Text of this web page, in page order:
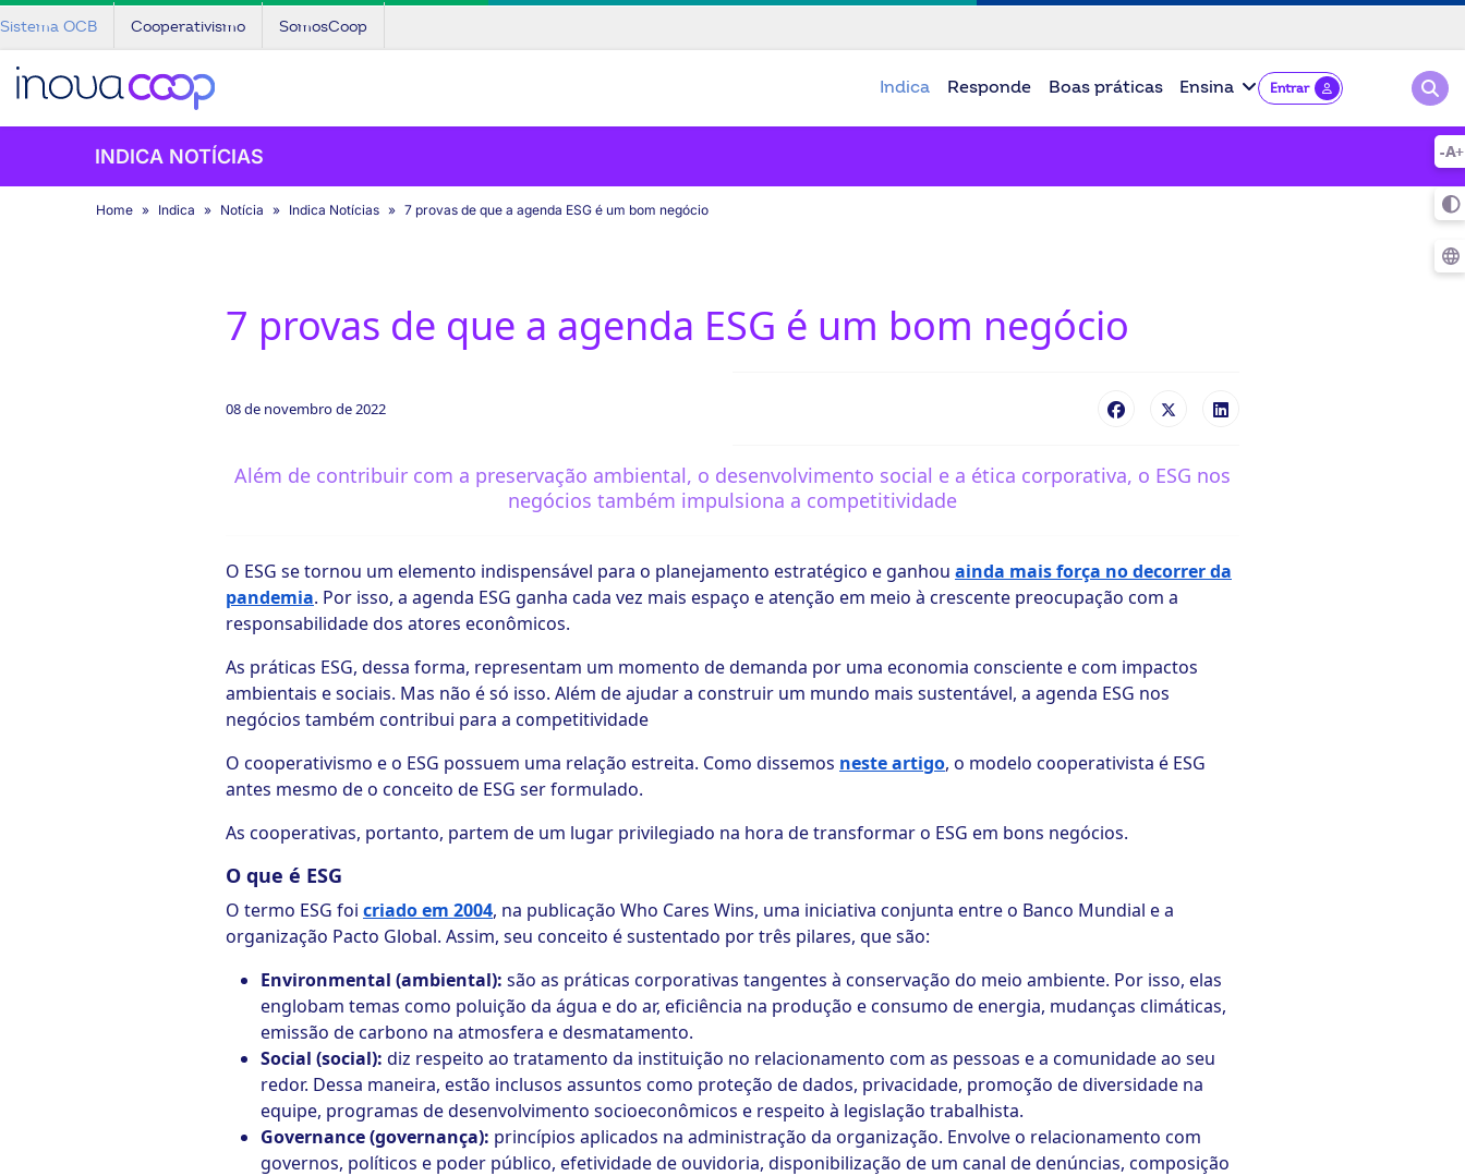
Sistema OCB Cooperativismo SomosCoop
Indica Responde Boas práticas Ensina Entrar
INDICA NOTÍCIAS
Home Indica Notícia Indica Notícias 7 provas de que a agenda ESG é um bom negócio
7 provas de que a agenda ESG é um bom negócio
08 de novembro de 2022
Além de contribuir com a preservação ambiental, o desenvolvimento social e a ética corporativa, o ESG nos
negócios também impulsiona a competitividade
O ESG se tornou um elemento indispensável para o planejamento estratégico e ganhou ainda mais força no decorrer da
pandemia. Por isso, a agenda ESG ganha cada vez mais espaço e atenção em meio à crescente preocupação com a
responsabilidade dos atores econômicos.
As práticas ESG, dessa forma, representam um momento de demanda por uma economia consciente e com impactos
ambientais e sociais. Mas não é só isso. Além de ajudar a construir um mundo mais sustentável, a agenda ESG nos
negócios também contribui para a competitividade
O cooperativismo e o ESG possuem uma relação estreita. Como dissemos neste artigo, o modelo cooperativista é ESG
antes mesmo de o conceito de ESG ser formulado.
As cooperativas, portanto, partem de um lugar privilegiado na hora de transformar o ESG em bons negócios.
O que é ESG
O termo ESG foi criado em 2004, na publicação Who Cares Wins, uma iniciativa conjunta entre o Banco Mundial e a
organização Pacto Global. Assim, seu conceito é sustentado por três pilares, que são:
Environmental (ambiental): são as práticas corporativas tangentes à conservação do meio ambiente. Por isso, elas
englobam temas como poluição da água e do ar, eficiência na produção e consumo de energia, mudanças climáticas,
emissão de carbono na atmosfera e desmatamento.
Social (social): diz respeito ao tratamento da instituição no relacionamento com as pessoas e a comunidade ao seu
redor. Dessa maneira, estão inclusos assuntos como proteção de dados, privacidade, promoção de diversidade na
equipe, programas de desenvolvimento socioeconômicos e respeito à legislação trabalhista.
Governance (governança): princípios aplicados na administração da organização. Envolve o relacionamento com
governos, políticos e poder público, efetividade de ouvidoria, disponibilização de um canal de denúncias, composição